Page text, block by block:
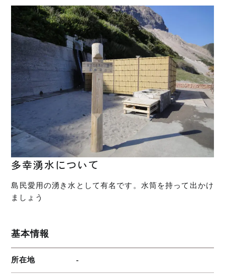
多幸湧水について
島民愛用の湧き水として有名です。水筒を持って出かけ
ましょう
基本情報
所在地 -